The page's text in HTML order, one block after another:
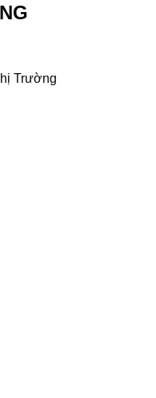
Trường